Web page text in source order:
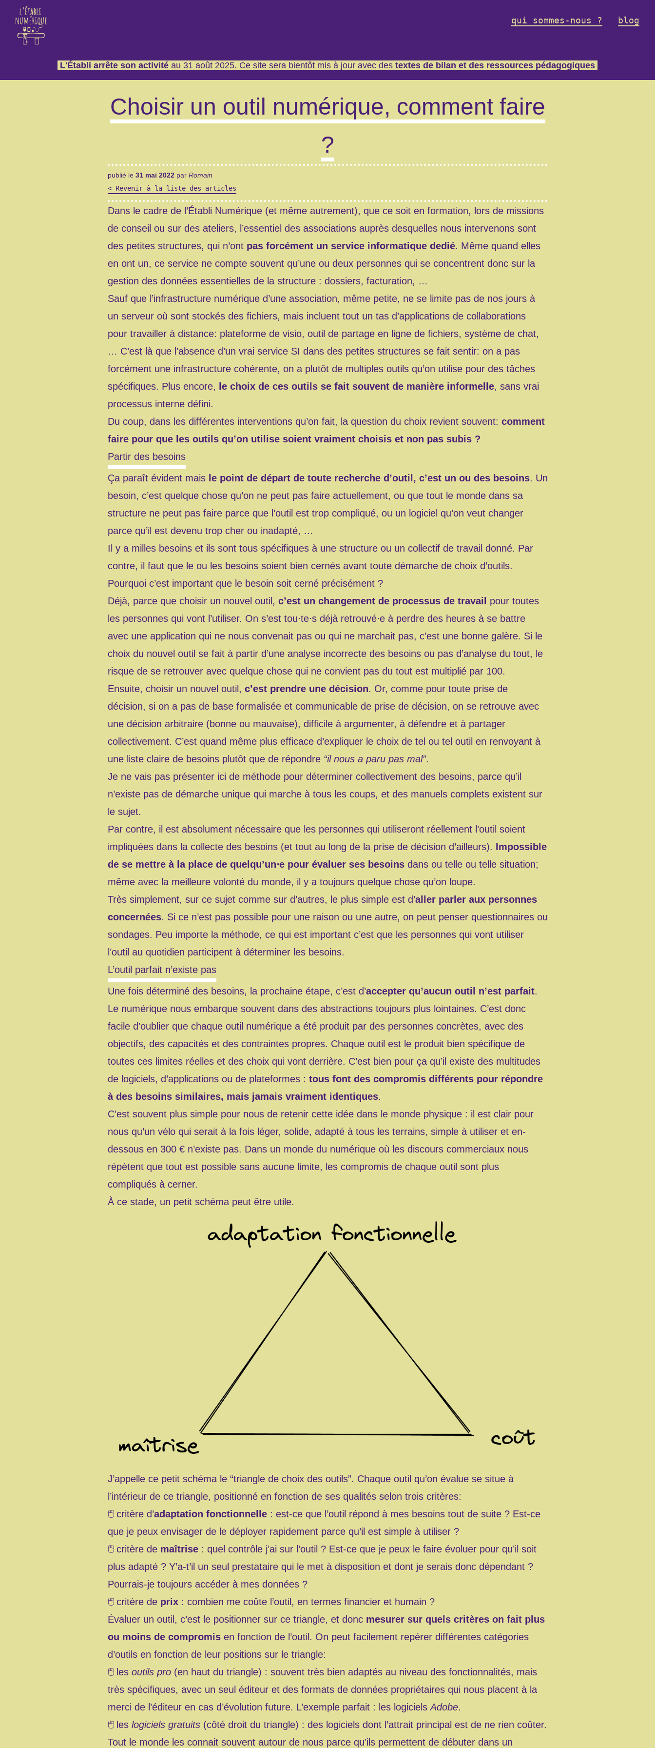
qui sommes-nous ? blog
L'Établi arrête son activité au 31 août 2025. Ce site sera bientôt mis à jour avec des textes de bilan et des ressources pédagogiques
Choisir un outil numérique, comment faire
?
publié le 31 mai 2022 par Romain
<Revenir à la liste des articles
Dans le cadre de l’Établi Numérique (et même autrement), que ce soit en formation, lors de missions
de conseil ou sur des ateliers, l’essentiel des associations auprès desquelles nous intervenons sont
des petites structures, qui n’ont pas forcément un service informatique dedié. Même quand elles
en ont un, ce service ne compte souvent qu’une ou deux personnes qui se concentrent donc sur la
gestion des données essentielles de la structure : dossiers, facturation, …
Sauf que l’infrastructure numérique d’une association, même petite, ne se limite pas de nos jours à
un serveur où sont stockés des fichiers, mais incluent tout un tas d’applications de collaborations
pour travailler à distance: plateforme de visio, outil de partage en ligne de fichiers, système de chat,
… C’est là que l’absence d’un vrai service SI dans des petites structures se fait sentir: on a pas
forcément une infrastructure cohérente, on a plutôt de multiples outils qu’on utilise pour des tâches
spécifiques. Plus encore,
le choix de ces outils se fait souvent de manière informelle, sans vrai
processus interne défini.
Du coup, dans les différentes interventions qu’on fait, la question du choix revient souvent: comment
faire pour que les outils qu’on utilise soient vraiment choisis et non pas subis ?
Partir des besoins
Ça paraît évident mais le point de départ de toute recherche d’outil, c’est un ou des besoins. Un
besoin, c’est quelque chose qu’on ne peut pas faire actuellement, ou que tout le monde dans sa
structure ne peut pas faire parce que l’outil est trop compliqué, ou un logiciel qu’on veut changer
parce qu’il est devenu trop cher ou inadapté, …
Il y a milles besoins et ils sont tous spécifiques à une structure ou un collectif de travail donné. Par
contre, il faut que le ou les besoins soient bien cernés avant toute démarche de choix d’outils.
Pourquoi c’est important que le besoin soit cerné précisément ?
Déjà, parce que choisir un nouvel outil, c’est un changement de processus de travail
pour toutes
les personnes qui vont l’utiliser. On s’est tou⋅te⋅s déjà retrouvé⋅e à perdre des heures à se battre
avec une application qui ne nous convenait pas ou qui ne marchait pas, c’est une bonne galère. Si le
choix du nouvel outil se fait à partir d’une analyse incorrecte des besoins ou pas d’analyse du tout, le
risque de se retrouver avec quelque chose qui ne convient pas du tout est multiplié par 100.
Ensuite, choisir un nouvel outil, c’est prendre une décision. Or, comme pour toute prise de
décision, si on a pas de base formalisée et communicable de prise de décision, on se retrouve avec
une décision arbitraire (bonne ou mauvaise), difficile à argumenter, à défendre et à partager
collectivement. C’est quand même plus efficace d’expliquer le choix de tel ou tel outil en renvoyant à
une liste claire de besoins plutôt que de répondre “il nous a paru pas mal”.
Je ne vais pas présenter ici de méthode pour déterminer collectivement des besoins, parce qu’il
n’existe pas de démarche unique qui marche à tous les coups, et des manuels complets existent sur
le sujet.
Par contre, il est absolument nécessaire que les personnes qui utiliseront réellement l’outil soient
impliquées dans la collecte des besoins (et tout au long de la prise de décision d’ailleurs). Impossible
de se mettre à la place de quelqu’un⋅e pour évaluer ses besoinsdans ou telle ou telle situation;
même avec la meilleure volonté du monde, il y a toujours quelque chose qu’on loupe.
Très simplement, sur ce sujet comme sur d’autres, le plus simple est d’aller parler aux personnes
concernées. Si ce n’est pas possible pour une raison ou une autre, on peut penser questionnaires ou
sondages. Peu importe la méthode, ce qui est important c’est que les personnes qui vont utiliser
l’outil au quotidien participent à déterminer les besoins.
L’outil parfait n’existe pas
Une fois déterminé des besoins, la prochaine étape, c’est d’accepter qu’aucun outil n’est parfait.
Le numérique nous embarque souvent dans des abstractions toujours plus lointaines. C’est donc
facile d’oublier que chaque outil numérique a été produit par des personnes concrètes, avec des
objectifs, des capacités et des contraintes propres. Chaque outil est le produit bien spécifique de
toutes ces limites réelles et des choix qui vont derrière. C’est bien pour ça qu’il existe des multitudes
de logiciels, d’applications ou de plateformes : tous font des compromis différents pour répondre
à des besoins similaires, mais jamais vraiment identiques.
C’est souvent plus simple pour nous de retenir cette idée dans le monde physique : il est clair pour
nous qu’un vélo qui serait à la fois léger, solide, adapté à tous les terrains, simple à utiliser et en-
dessous en 300 € n’existe pas. Dans un monde du numérique où les discours commerciaux nous
répètent que tout est possible sans aucune limite, les compromis de chaque outil sont plus
compliqués à cerner.
À ce stade, un petit schéma peut être utile.
J’appelle ce petit schéma le “triangle de choix des outils”. Chaque outil qu’on évalue se situe à
l’intérieur de ce triangle, positionné en fonction de ses qualités selon trois critères:
critère d’adaptation fonctionnelle: est-ce que l’outil répond à mes besoins tout de suite ? Est-ce
que je peux envisager de le déployer rapidement parce qu’il est simple à utiliser ?
critère de maîtrise: quel contrôle j’ai sur l’outil ? Est-ce que je peux le faire évoluer pour qu’il soit
plus adapté ? Y’a-t’il un seul prestataire qui le met à disposition et dont je serais donc dépendant ?
Pourrais-je toujours accéder à mes données ?
critère de prix: combien me coûte l’outil, en termes financier et humain ?
Évaluer un outil, c’est le positionner sur ce triangle, et donc mesurer sur quels critères on fait plus
ou moins de compromisen fonction de l’outil. On peut facilement repérer différentes catégories
d’outils en fonction de leur positions sur le triangle:
les outils pro(en haut du triangle) : souvent très bien adaptés au niveau des fonctionnalités, mais
très spécifiques, avec un seul éditeur et des formats de données propriétaires qui nous placent à la
merci de l’éditeur en cas d’évolution future. L’exemple parfait : les logicielsAdobe.
les logiciels gratuits(côté droit du triangle) : des logiciels dont l’attrait principal est de ne rien coûter.
Tout le monde les connait souvent autour de nous parce qu’ils permettent de débuter dans un